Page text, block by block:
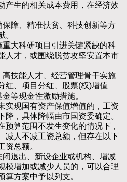
产生的相关成本费用，在经济效
障、精准扶贫、科技创新等方
。
大科研项目引进关键紧缺的科
人才，或围绕脱贫攻坚安置本市
技能人才、经营管理骨干实施
红、项目分红、股票(权)增值
等现金性激励措施。
现国有资产保值增值的，工资
降，具体降幅由市国资委确定。
范围不发生变化的情况下，
减人不减工资总额，但存在以下
资总额。
退出、新设企业或机构、增减
模增加或减少人员的，可以合理
算方案中予以列支。